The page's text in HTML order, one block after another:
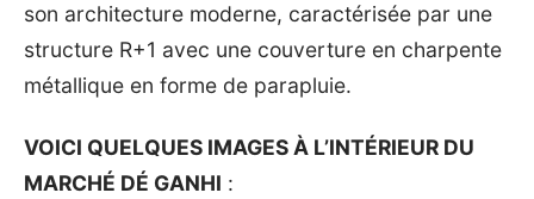
son architecture moderne, caractérisée par une
structure R+1 avec une couverture en charpente
métallique en forme de parapluie.
VOICI QUELQUES IMAGES À L’INTÉRIEUR DU
MARCHÉ DÉ GANHI :